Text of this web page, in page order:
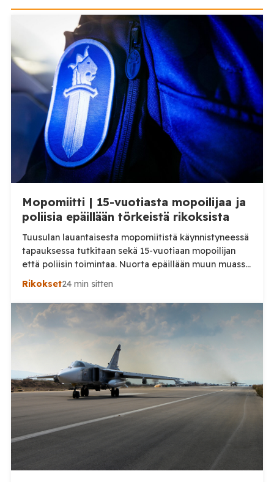
Mopomiitti | 15-vuotiasta mopoilijaa ja
poliisia epäillään törkeistä rikoksista
Tuusulan lauantaisesta mopomiitistä käynnistyneessä
tapauksessa tutkitaan sekä 15-vuotiaan mopoilijan
että poliisin toimintaa. Nuorta epäillään muun muassa
törkeästä liikenneturvallisuuden vaarantamisesta.
puolestaan epäillään virkavelvollisuuden
rikkomisesta, törkeästä liikenneturvallisuuden
vaarantamisesta ja vammantuottamuksesta.
Tuusulassa lauantaina 8. elokuuta tapahtuneesta
mopoilijan pysäytystilanteesta on aloitettu kaksi
erillistä esitutkintaa. Poliisin mukaan mopomiitissä oli
paikalla kymmeniä nuoria. Alueella liikennevalvontaa
tehnyt poliisipartio […]
Rikokset24 min sitten